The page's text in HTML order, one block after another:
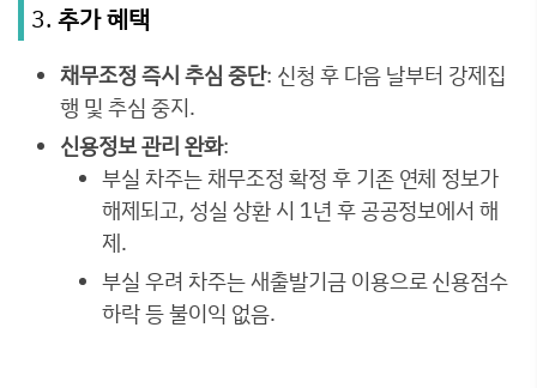
3. 추가 혜택
채무조정 즉시 추심 중단: 신청 후 다음 날부터 강제집
행 및 추심 중지.
신용정보 관리 완화:
부실 차주는 채무조정 확정 후 기존 연체 정보가
해제되고, 성실 상환 시 1년 후 공공정보에서 해
제.
부실 우려 차주는 새출발기금 이용으로 신용점수
하락 등 불이익 없음.